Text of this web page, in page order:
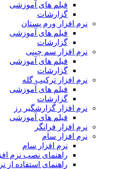
فیلم های آموزشی
گزارشات
نرم افزار ورم پستان
فیلم های آموزشی
گزارشات
نرم افزار سم چینی
فیلم های آموزشی
گزارشات
نرم افزار ترکیب گله
فیلم های آموزشی
گزارشات
نرم افزار گزارشگیر رز
فیلم های آموزشی
نرم افزار فرانگر
نرم افزار سام
نرم افزار سام
راهنمای نصب نرم
راهنمای استفاده از